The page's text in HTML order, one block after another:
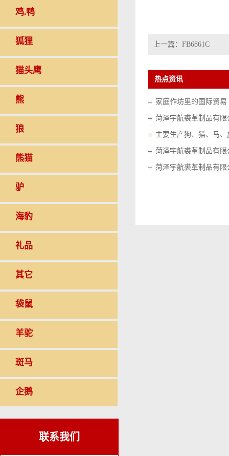
鸡.鸭
狐狸
猫头鹰
熊
狼
熊猫
驴
海豹
礼品
其它
袋鼠
羊驼
斑马
企鹅
联系我们
上一篇： FB6861C
热点资讯
家庭作坊里的国际贸易
菏泽宇航裘革制品有
菏泽宇航裘革制品有限
菏泽宇航裘革制品有限